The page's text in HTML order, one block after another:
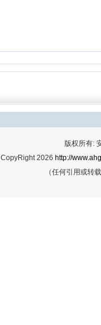
版权所有:
CopyRight 2026 http://
（任何引用或转